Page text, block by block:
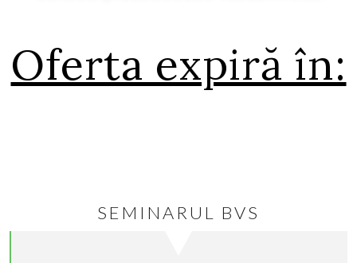
Oferta expiră în:
SEMINARUL BVS